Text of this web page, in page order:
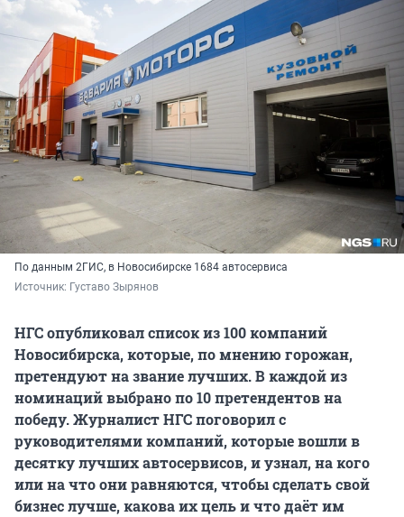
По данным 2ГИС, в Новосибирске 1684 автосервиса
Источник: Густаво Зырянов
НГС опубликовал список из 100 компаний
Новосибирска, которые, по мнению горожан,
претендуют на звание лучших. В каждой из
номинаций выбрано по 10 претендентов на
победу. Журналист НГС поговорил с
руководителями компаний, которые вошли в
десятку лучших автосервисов, и узнал, на кого
или на что они равняются, чтобы сделать свой
бизнес лучше, какова их цель и что даёт им